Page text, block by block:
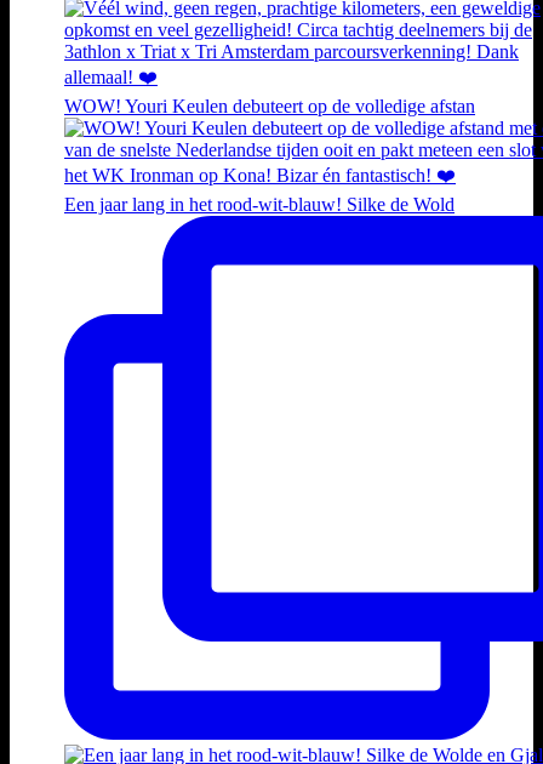
WOW! Youri Keulen debuteert op de volledige afstan
Een jaar lang in het rood-wit-blauw! Silke de Wold